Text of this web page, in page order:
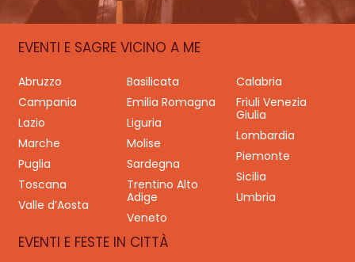
EVENTI E SAGRE VICINO A ME
Abruzzo Basilicata
Calabria
Campania
Emilia Romagna
Friuli Venezia
Giulia
Lazio
Liguria
Lombardia
Marche
Molise
Piemonte
Puglia
Sardegna
Sicilia
Toscana
Trentino Alto
Adige
Umbria
Valle d’Aosta
Veneto
EVENTI E FESTE IN CITTÀ